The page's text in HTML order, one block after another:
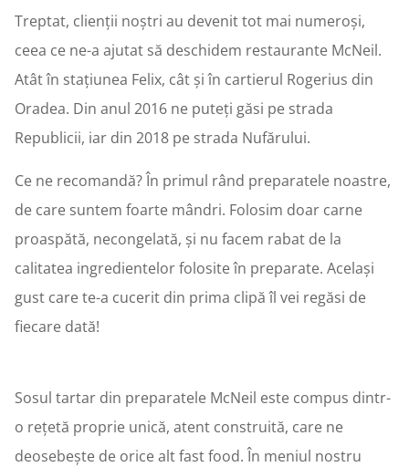
Treptat, clienții noștri au devenit tot mai numeroși,
ceea ce ne-a ajutat să deschidem restaurante McNeil.
Atât în stațiunea Felix, cât și în cartierul Rogerius din
Oradea. Din anul 2016 ne puteți găsi pe strada
Republicii, iar din 2018 pe strada Nufărului.
Ce ne recomandă? În primul rând preparatele noastre,
de care suntem foarte mândri. Folosim doar carne
proaspătă, necongelată, și nu facem rabat de la
calitatea ingredientelor folosite în preparate. Același
gust care te-a cucerit din prima clipă îl vei regăsi de
fiecare dată!
Sosul tartar din preparatele McNeil este compus dintr-
o rețetă proprie unică, atent construită, care ne
deosebește de orice alt fast food. În meniul nostru